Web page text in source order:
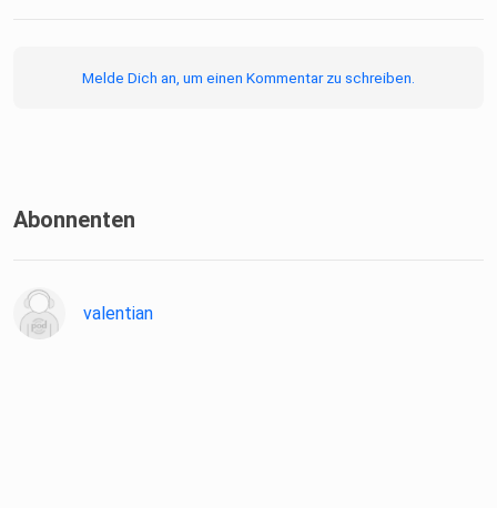
Melde Dich an, um einen Kommentar zu schreiben.
Abonnenten
valentian